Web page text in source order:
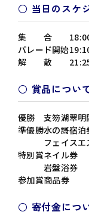
○ 当日のスケ
集 合
パレード開始
解 散
○ 賞品につい
優勝 支笏湖翠
準優勝水の謌宿泊
特別賞
フェイス
ネイル券
岩盤浴券
参加賞商品券
○ 寄付金につ